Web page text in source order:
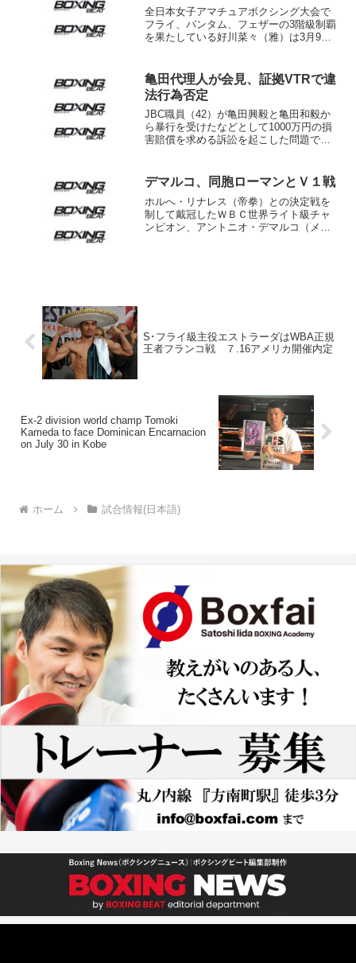
全日本女子アマチュアボクシング大会で
フライ、バンタム、フェザーの3階級制覇
を果たしている好川菜々（雅）は3月9
定戦で、同級3位クリカノック・アイラン
ドムエタイ（タイ...
亀田代理人が会見、証拠VTRで違
法行為否定
JBC職員（42）が亀田興毅と亀田和毅か
ら暴行を受けたなどとして1000万円の損
害賠償を求める訴訟を起こした問題で、
れる昨年9月3日の現場映像を使ってそれ
らの行為を否定...
デマルコ、同胞ローマンとＶ１戦
ホルへ・リナレス（帝拳）との決定戦を
制して戴冠したＷＢＣ世界ライト級チャ
ンピオン、アントニオ・デマルコ（メキ
S･フライ級主役エストラーダはWBA正規
王者フランコ戦 ７.16アメリカ開催内定
Ex-2 division world champ Tomoki
Kameda to face Dominican Encarnacion
on July 30 in Kobe
ホーム 試合情報(日本語)